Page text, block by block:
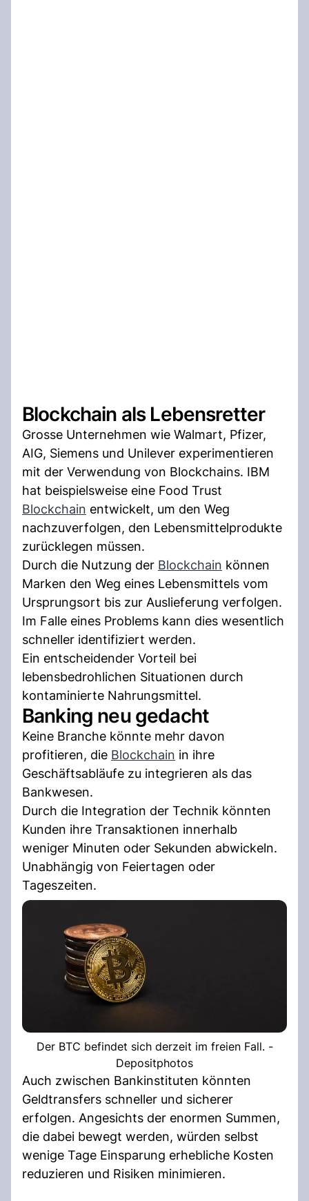
Blockchain als Lebensretter
Grosse Unternehmen wie Walmart, Pfizer,
AIG, Siemens und Unilever experimentieren
mit der Verwendung von Blockchains. IBM
hat beispielsweise eine Food Trust
Blockchain entwickelt, um den Weg
nachzuverfolgen, den Lebensmittelprodukte
zurücklegen müssen.
Durch die Nutzung der Blockchain können
Marken den Weg eines Lebensmittels vom
Ursprungsort bis zur Auslieferung verfolgen.
Im Falle eines Problems kann dies wesentlich
schneller identifiziert werden.
Ein entscheidender Vorteil bei
lebensbedrohlichen Situationen durch
kontaminierte Nahrungsmittel.
Banking neu gedacht
Keine Branche könnte mehr davon
profitieren, die Blockchain in ihre
Geschäftsabläufe zu integrieren als das
Bankwesen.
Durch die Integration der Technik könnten
Kunden ihre Transaktionen innerhalb
weniger Minuten oder Sekunden abwickeln.
Unabhängig von Feiertagen oder
Tageszeiten.
Der BTC befindet sich derzeit im freien Fall. -
Depositphotos
Auch zwischen Bankinstituten könnten
Geldtransfers schneller und sicherer
erfolgen. Angesichts der enormen Summen,
die dabei bewegt werden, würden selbst
wenige Tage Einsparung erhebliche Kosten
reduzieren und Risiken minimieren.